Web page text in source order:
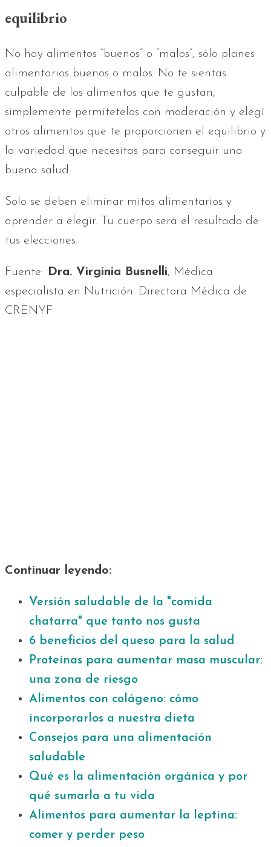
equilibrio
No hay alimentos “buenos” o “malos”, sólo planes
alimentarios buenos o malos. No te sientas
culpable de los alimentos que te gustan,
simplemente permítetelos con moderación y elegí
otros alimentos que te proporcionen el equilibrio y
la variedad que necesitas para conseguir una
buena salud.
Solo se deben eliminar mitos alimentarios y
aprender a elegir. Tu cuerpo será el resultado de
tus elecciones.
Fuente: Dra. Virginia Busnelli, Médica
especialista en Nutrición. Directora Médica de
CRENYF
Continuar leyendo:
Versión saludable de la "comida
chatarra" que tanto nos gusta
6 beneficios del queso para la salud
Proteínas para aumentar masa muscular:
una zona de riesgo
Alimentos con colágeno: cómo
incorporarlos a nuestra dieta
Consejos para una alimentación
saludable
Qué es la alimentación orgánica y por
qué sumarla a tu vida
Alimentos para aumentar la leptina:
comer y perder peso